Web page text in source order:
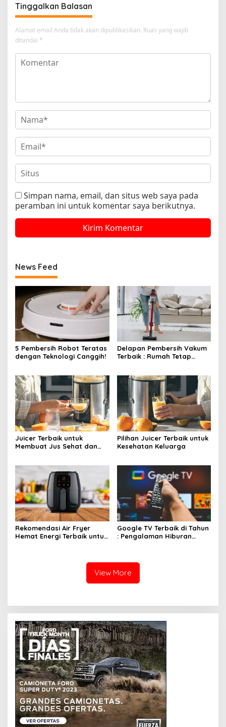
Tinggalkan Balasan
Alamat email Anda tidak akan dipublikasikan. Ruas yang wajib
ditandai *
Simpan nama, email, dan situs web saya pada
peramban ini untuk komentar saya berikutnya.
News Feed
5 Pembersih Robot Teratas
dengan Teknologi Canggih!
Delapan Pembersih Vakum
Terbaik : Rumah Tetap
Juicer Terbaik untuk
Membuat Jus Sehat dan
Pilihan Juicer Terbaik untuk
Kesehatan Keluarga
Rekomendasi Air Fryer
Hemat Energi Terbaik untuk
Google TV Terbaik di Tahun
: Pengalaman Hiburan
View More